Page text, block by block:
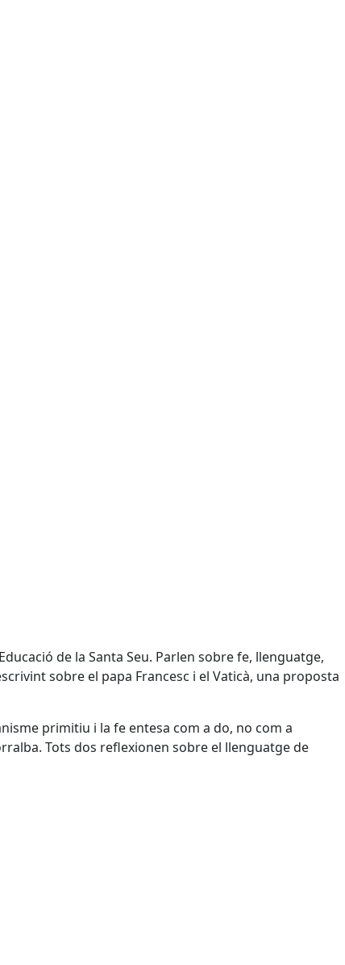
de la Santa Seu. Parlen sobre fe, llenguatge,
sobre el papa Francesc i el Vaticà, una proposta
primitiu i la fe entesa com a do, no com a
Tots dos reflexionen sobre el llenguatge de